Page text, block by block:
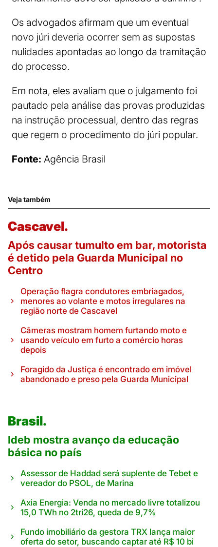
Os advogados afirmam que um eventual
novo júri deveria ocorrer sem as supostas
nulidades apontadas ao longo da tramitação
do processo.
Em nota, eles avaliam que o julgamento foi
pautado pela análise das provas produzidas
na instrução processual, dentro das regras
que regem o procedimento do júri popular.
Fonte: Agência Brasil
Veja também
Cascavel.
Após causar tumulto em bar, motorista
é detido pela Guarda Municipal no
Centro
Operação flagra condutores embriagados,
menores ao volante e motos irregulares na
região norte de Cascavel
Câmeras mostram homem furtando moto e
usando veículo em furto a comércio horas
depois
Foragido da Justiça é encontrado em imóvel
abandonado e preso pela Guarda Municipal
Brasil.
Ideb mostra avanço da educação
básica no país
Assessor de Haddad será suplente de Tebet e
vereador do PSOL, de Marina
Axia Energia: Venda no mercado livre totalizou
15,0 TWh no 2tri26, queda de 9,7%
Fundo imobiliário da gestora TRX lança maior
oferta do setor, buscando captar até R$ 10 bi